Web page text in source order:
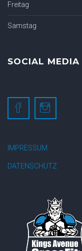
Freitag
Samstag
SOCIAL MEDIA
IMPRESSUM
DATENSCHUTZ